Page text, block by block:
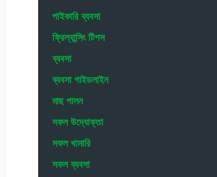
পশু পালন
পাইকারি ব্যবসা
ফ্রিল্যান্সিং টিপস
ব্যবসা
ব্যবসা গাইডলাইন
মাছ পালন
সফল উদ্যোক্তা
সফল খামারি